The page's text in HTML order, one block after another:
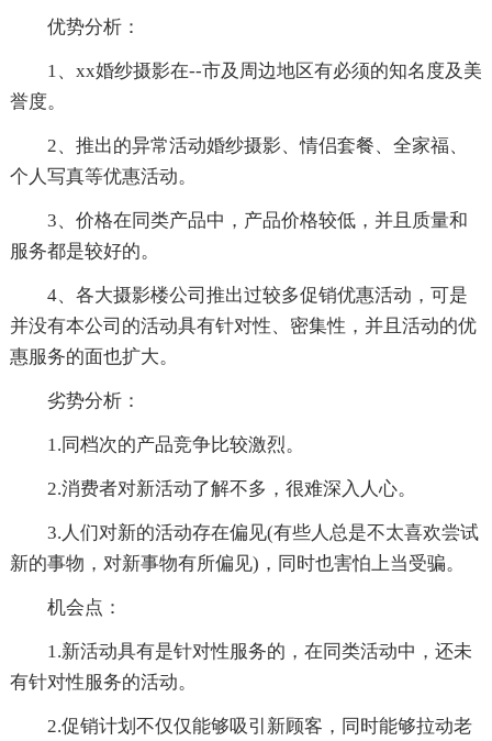
优势分析：
1、xx婚纱摄影在--市及周边地区有必须的知名度及美
誉度。
2、推出的异常活动婚纱摄影、情侣套餐、全家福、
个人写真等优惠活动。
3、价格在同类产品中，产品价格较低，并且质量和
服务都是较好的。
4、各大摄影楼公司推出过较多促销优惠活动，可是
并没有本公司的活动具有针对性、密集性，并且活动的优
惠服务的面也扩大。
劣势分析：
1.同档次的产品竞争比较激烈。
2.消费者对新活动了解不多，很难深入人心。
3.人们对新的活动存在偏见(有些人总是不太喜欢尝试
新的事物，对新事物有所偏见)，同时也害怕上当受骗。
机会点：
1.新活动具有是针对性服务的，在同类活动中，还未
有针对性服务的活动。
2.促销计划不仅仅能够吸引新顾客，同时能够拉动老